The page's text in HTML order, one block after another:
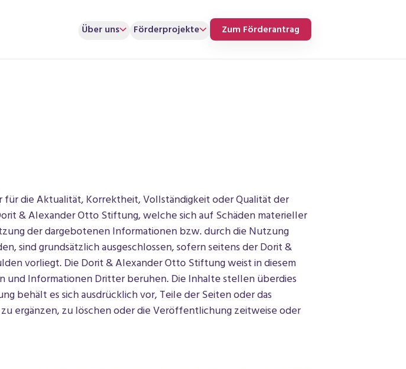
Über uns Förderprojekte Zum Förderantrag
die Aktualität, Korrektheit, Vollständigkeit oder Qualität der
& Alexander Otto Stiftung, welche sich auf Schäden materieller
der dargebotenen Informationen bzw. durch die Nutzung
sind grundsätzlich ausgeschlossen, sofern seitens der Dorit &
vorliegt. Die Dorit & Alexander Otto Stiftung weist in diesem
und Informationen Dritter beruhen. Die Inhalte stellen überdies
behält es sich ausdrücklich vor, Teile der Seiten oder das
ergänzen, zu löschen oder die Veröffentlichung zeitweise oder